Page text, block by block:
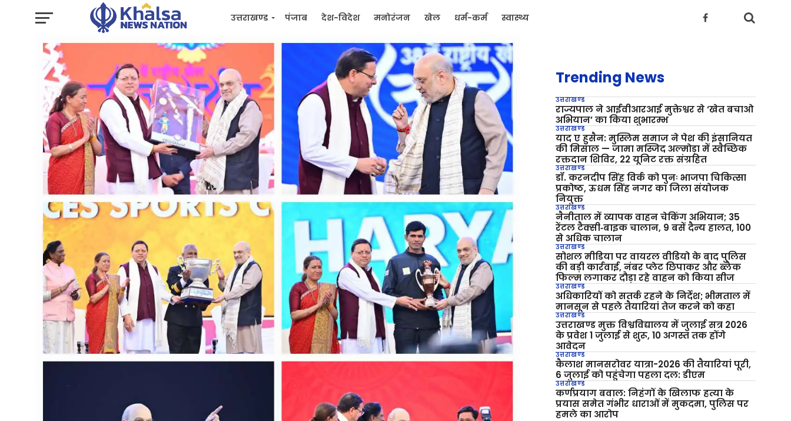
उत्तराखण्ड पंजाब देश-विदेश मनोरंजन खेल धर्म-कर्म स्वास्थ्य
Trending News
उत्तराखण्ड
राज्यपाल ने आईवीआरआई मुक्तेश्वर से ‘खेत बचाओ
अभियान’ का किया शुभारम्भ
उत्तराखण्ड
याद ए हुसैन: मुस्लिम समाज ने पेश की इंसानियत
की मिसाल — जामा मस्जिद अल्मोड़ा में स्वैच्छिक
रक्तदान शिविर, 22 यूनिट रक्त संग्रहित
उत्तराखण्ड
डॉ. करनदीप सिंह विर्क को पुनः भाजपा चिकित्सा
प्रकोष्ठ, ऊधम सिंह नगर का जिला संयोजक
नियुक्त
उत्तराखण्ड
नैनीताल में व्यापक वाहन चेकिंग अभियान; 35
रेंटल टैक्सी‑बाइक चालान, 9 बसें दैन्य हालत, 100
से अधिक चालान
उत्तराखण्ड
सोशल मीडिया पर वायरल वीडियो के बाद पुलिस
की बड़ी कार्रवाई, नंबर प्लेट छिपाकर और ब्लैक
फिल्म लगाकर दौड़ा रहे वाहन को किया सीज
उत्तराखण्ड
अधिकारियों को सतर्क रहने के निर्देश; भीमताल में
मानसून से पहले तैयारियां तेज करने को कहा
उत्तराखण्ड
उत्तराखण्ड मुक्त विश्वविद्यालय में जुलाई सत्र 2026
के प्रवेश 1 जुलाई से शुरू, 10 अगस्त तक होंगे
आवेदन
उत्तराखण्ड
कैलाश मानसरोवर यात्रा-2026 की तैयारियां पूरी,
6 जुलाई को पहुंचेगा पहला दल: डीएम
उत्तराखण्ड
कर्णप्रयाग बवाल: निहंगों के खिलाफ हत्या के
प्रयास समेत गंभीर धाराओं में मुकदमा, पुलिस पर
हमले का आरोप